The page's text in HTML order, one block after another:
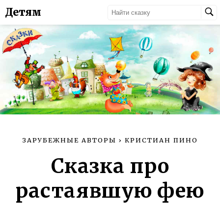
Детям
ЗАРУБЕЖНЫЕ АВТОРЫ › КРИСТИАН ПИНО
Сказка про
растаявшую фею